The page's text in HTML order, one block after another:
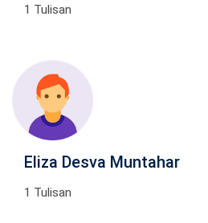
1 Tulisan
Eliza Desva Muntahar
1 Tulisan